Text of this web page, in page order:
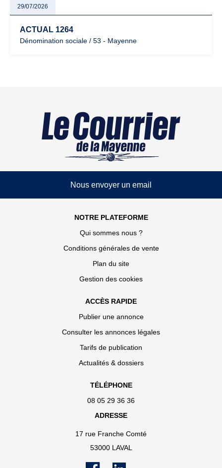
29/07/2026
ACTUAL 1264
Dénomination sociale / 53 - Mayenne
Nous envoyer un email
NOTRE PLATEFORME
Qui sommes nous ?
Conditions générales de vente
Plan du site
Gestion des cookies
ACCÈS RAPIDE
Publier une annonce
Consulter les annonces légales
Tarifs de publication
Actualités & dossiers
TÉLÉPHONE
08 05 29 36 36
ADRESSE
17 rue Franche Comté
53000 LAVAL